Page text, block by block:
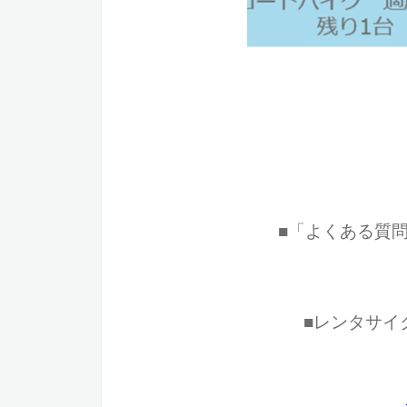
■「よくある質
■レンタサイ